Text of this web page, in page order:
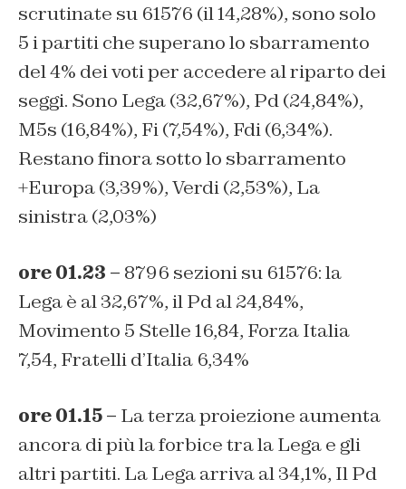
scrutinate su 61576 (il 14,28%), sono solo
5 i partiti che superano lo sbarramento
del 4% dei voti per accedere al riparto dei
seggi. Sono Lega (32,67%), Pd (24,84%),
M5s (16,84%), Fi (7,54%), Fdi (6,34%).
Restano finora sotto lo sbarramento
+Europa (3,39%), Verdi (2,53%), La
sinistra (2,03%)
ore 01.23 – 8796 sezioni su 61576: la
Lega è al 32,67%, il Pd al 24,84%,
Movimento 5 Stelle 16,84, Forza Italia
7,54, Fratelli d’Italia 6,34%
ore 01.15 – La terza proiezione aumenta
ancora di più la forbice tra la Lega e gli
altri partiti. La Lega arriva al 34,1%, Il Pd